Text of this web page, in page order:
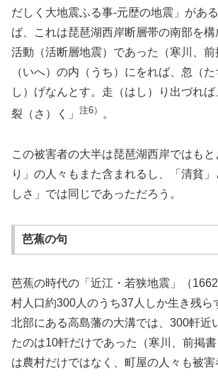
だしく大地震ふる事-元歴の地震」があ
ば、これは琵琶湖西岸断層帯の南部を
活動（活断層地震）であった（寒川、
（いへ）の内（うち）にをれば、忽（
し）げなんとす。走（はし）り出づれ
裂（さ）く」 注6） 。
この被害者の大半は琵琶湖西岸ではも
り」の人々もまた含まれるし、「清貧
しさ」では同じであっただろう。
芭蕉の句
芭蕉の時代の「近江・若狭地震」（
村人口約300人のうち37人しか生き残ら
北部にある高島藩の大溝では、300軒近
たのは10軒だけであった（寒川、前掲
は農村だけではなく、町屋の人々も被害